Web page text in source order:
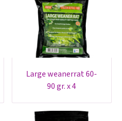
large weanerrat 60-
90 gr. x 4